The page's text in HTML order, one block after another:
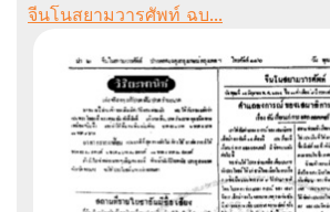
จีนโนสยามวารศัพท์ ฉบ...